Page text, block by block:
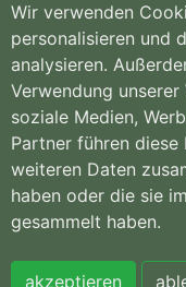
Schauen
Hospiz- und
PalliativVerband
Königsallee 135 |
Tel. 0234 97355-
Wir verwenden
personalisieren und
analysieren.
Verwendung
soziale Medien,
Partner führen
weiteren Daten
haben oder die sie
gesammelt haben.
akzeptieren